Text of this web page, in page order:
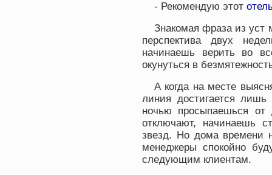
- Рекомендую этот
Знакомая фраза из уст
перспектива двух
начинаешь верить во
окунуться в
А когда на месте
линия достигается
ночью просыпаешься от
отключают, начинаешь
звезд. Но дома времени
менеджеры спокойно
следующим клиентам.